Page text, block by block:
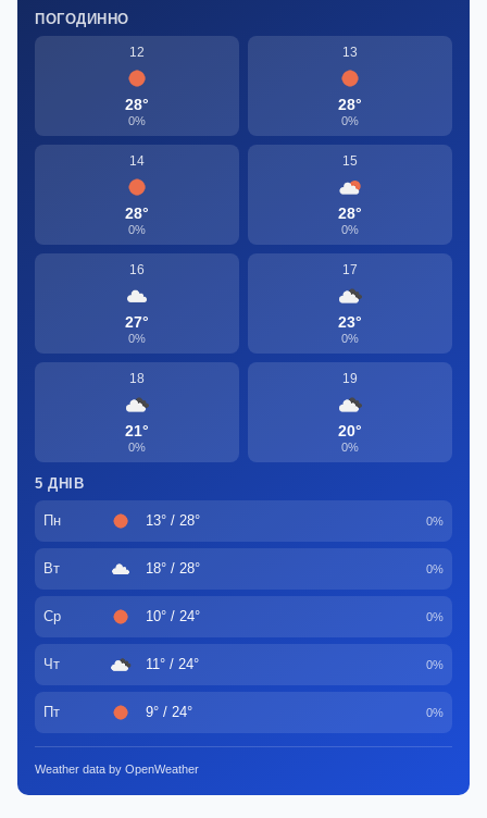
ПОГОДИННО
12
28°
0%
13
28°
0%
14
28°
0%
15
28°
0%
16
27°
0%
17
23°
0%
18
21°
0%
19
20°
0%
5 ДНІВ
Пн 13° / 28° 0%
Вт 18° / 28° 0%
Ср 10° / 24° 0%
Чт 11° / 24° 0%
Пт 9° / 24° 0%
Weather data by OpenWeather